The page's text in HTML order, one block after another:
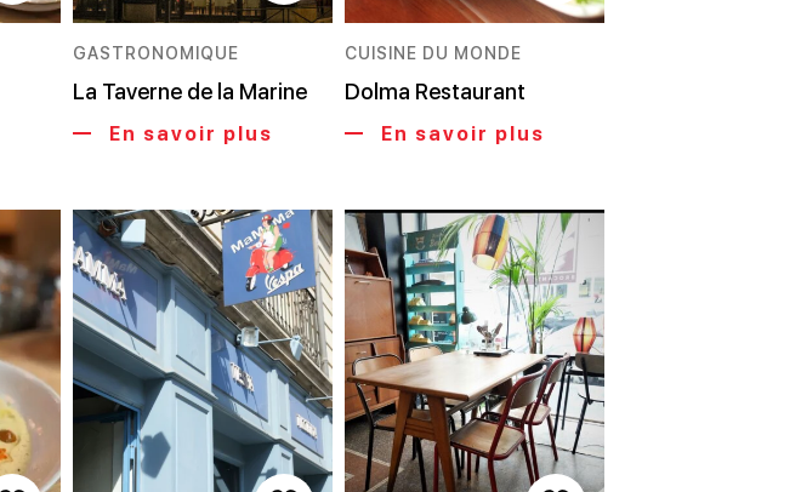
GASTRONOMIQUE
La Taverne de la Marine
En savoir plus
CUISINE DU MONDE
Dolma Restaurant
En savoir plus